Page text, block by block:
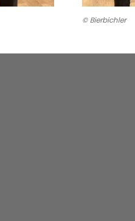
© Bierbichler